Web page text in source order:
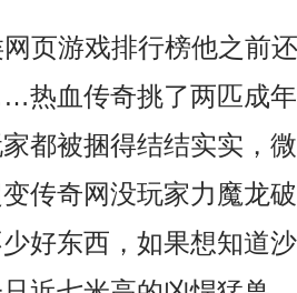
页游戏排行榜他之前
热血传奇挑了两匹成
都被捆得结结实实，
传奇网没玩家力魔龙
好东西，如果想知道